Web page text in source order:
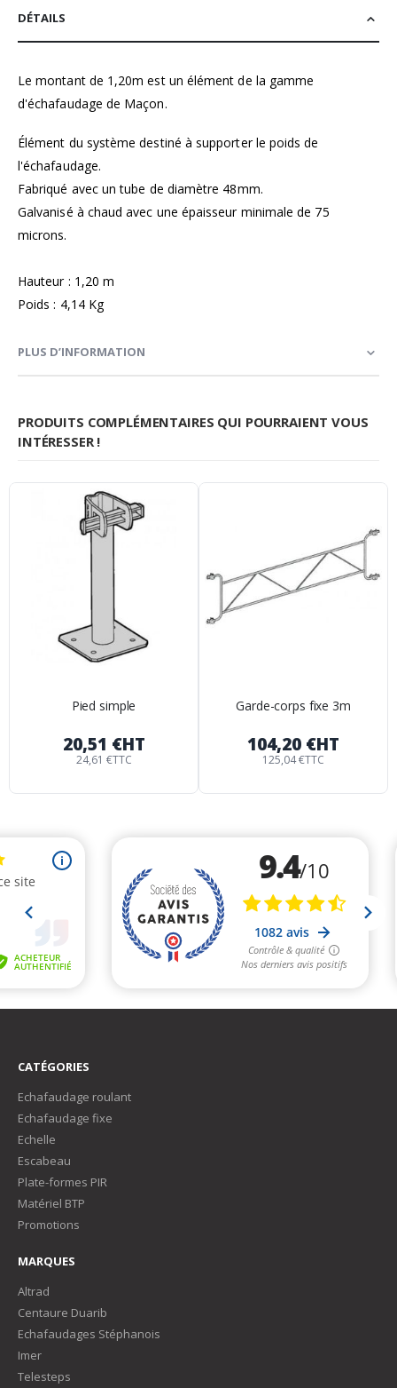
DÉTAILS
Le montant de 1,20m est un élément de la gamme
d'échafaudage de Maçon.
Élément du système destiné à supporter le poids de
l'échafaudage.
Fabriqué avec un tube de diamètre 48mm.
Galvanisé à chaud avec une épaisseur minimale de 75
microns.
Hauteur : 1,20 m
Poids : 4,14 Kg
PLUS D’INFORMATION
PRODUITS COMPLÉMENTAIRES QUI POURRAIENT VOUS
INTÉRESSER !
Pied simple
20,51 €HT
24,61 €TTC
Garde-corps fixe 3m
104,20 €HT
125,04 €TTC
CATÉGORIES
Echafaudage roulant
Echafaudage fixe
Echelle
Escabeau
Plate-formes PIR
Matériel BTP
Promotions
MARQUES
Altrad
Centaure Duarib
Echafaudages Stéphanois
Imer
Telesteps